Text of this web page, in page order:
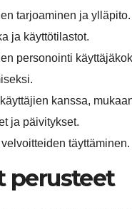
tarjoaminen ja ylläpito.
ja käyttötilastot.
personointi
kanssa,
ja päivitykset.
täyttäminen.
perusteet